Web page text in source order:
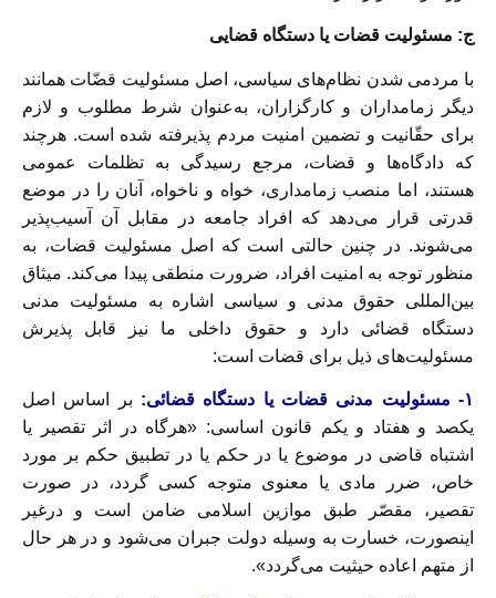
ج: مسئولیت قضات یا دستگاه قضایی
با مردمی شدن نظام‌های سیاسی، اصل مسئولیت قضّات همانند
دیگر زمامداران و کارگزاران، به‌عنوان شرط مطلوب و لازم
برای حقّانیت و تضمین امنیت مردم پذیرفته شده است. هرچند
که دادگاه‌ها و قضات، مرجع رسیدگی به تظلمات عمومی
هستند، اما منصب زمامداری، خواه و ناخواه، آنان را در موضع
قدرتی قرار می‌دهد که افراد جامعه در مقابل آن آسیب‌پذیر
می‌شوند. در چنین حالتی است که اصل مسئولیت قضات، به
منظور توجه به امنیت افراد، ضرورت منطقی پیدا می‌کند. میثاق
بین‌المللی حقوق مدنی و سیاسی اشاره به مسئولیت مدنی
دستگاه قضائی دارد و حقوق داخلی ما نیز قابل پذیرش
مسئولیت‌های ذیل برای قضات است:
۱- مسئولیت مدنی قضات یا دستگاه قضائی:
بر اساس اصل
یکصد و هفتاد و یکم قانون اساسی: «هرگاه در اثر تقصیر یا
اشتباه قاضی در موضوع یا در حکم یا در تطبیق حکم بر مورد
خاص، ضرر مادی یا معنوی متوجه کسی گردد، در صورت
تقصیر، مقصّر طبق موازین اسلامی ضامن است و درغیر
اینصورت، خسارت به وسیله دولت جبران می‌شود و در هر حال
از متهم اعاده حیثیت می‌گردد».